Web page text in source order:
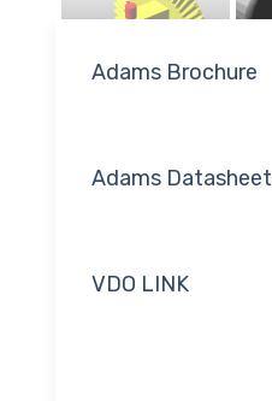
Adams Brochure
Adams Datasheet
VDO LINK